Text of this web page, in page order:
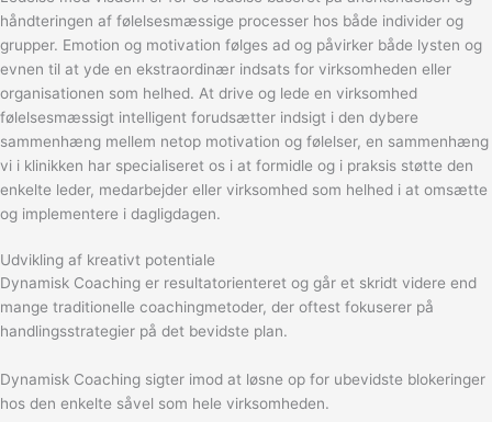
håndteringen af følelsesmæssige processer hos både individer og
grupper. Emotion og motivation følges ad og påvirker både lysten og
evnen til at yde en ekstraordinær indsats for virksomheden eller
organisationen som helhed. At drive og lede en virksomhed
følelsesmæssigt intelligent forudsætter indsigt i den dybere
sammenhæng mellem netop motivation og følelser, en sammenhæng
vi i klinikken har specialiseret os i at formidle og i praksis støtte den
enkelte leder, medarbejder eller virksomhed som helhed i at omsætte
og implementere i dagligdagen.
Udvikling af kreativt potentiale
Dynamisk Coaching er resultatorienteret og går et skridt videre end
mange traditionelle coachingmetoder, der oftest fokuserer på
handlingsstrategier på det bevidste plan.
Dynamisk Coaching sigter imod at løsne op for ubevidste blokeringer
hos den enkelte såvel som hele virksomheden.